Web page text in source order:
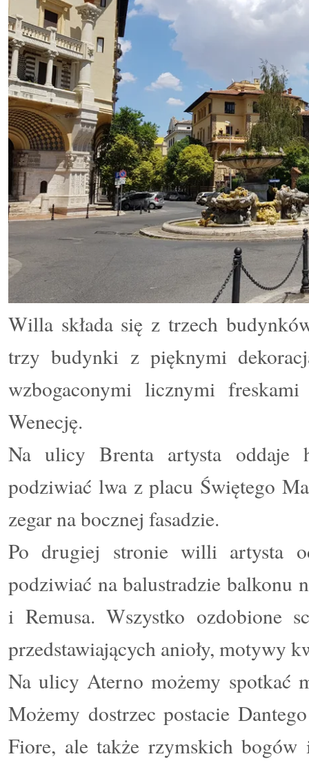
Willa składa się z trzech
trzy budynki z pięknymi
wzbogaconymi licznymi
Wenecję.
Na ulicy Brenta artysta oddaje
podziwiać lwa z placu Świętego
zegar na bocznej fasadzie.
Po drugiej stronie willi artysta
podziwiać na balustradzie balkonu
i Remusa. Wszystko ozdobione
przedstawiających anioły, motywy
Na ulicy Aterno możemy spotkać
Możemy dostrzec postacie
Fiore, ale także rzymskich